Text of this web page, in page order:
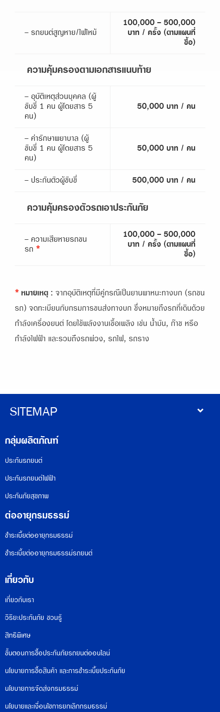
- รถยนต์สูญหาย/ไฟไหม้
100,000 - 500,000
บาท / ครั้ง (ตามแผนที่
ซื้อ)
ความคุ้มครองตามเอกสารแนบท้าย
- อุบัติเหตุส่วนบุคคล (ผู้
ขับขี่ 1 คน ผู้โดยสาร 5
คน)
50,000 บาท / คน
- ค่ารักษาพยาบาล (ผู้
ขับขี่ 1 คน ผู้โดยสาร 5
คน)
50,000 บาท / คน
- ประกันตัวผู้ขับขี่ 500,000 บาท / คน
ความคุ้มครองตัวรถเอาประกันภัย
- ความเสียหายรถชน
รถ *
100,000 - 500,000
บาท / ครั้ง (ตามแผนที่
ซื้อ)
* หมายเหตุ : จากอุบัติเหตุที่มีคู่กรณีเป็นยานพาหนะทางบก (รถชน
รถ) จดทะเบียนกับกรมการขนส่งทางบก ซึ่งหมายถึงรถที่เดินด้วย
กำลังเครื่องยนต์ โดยใช้พลังงานเชื้อเพลิง เช่น น้ำมัน, ก๊าซ หรือ
กำลังไฟฟ้า และรวมถึงรถพ่วง, รถไฟ, รถราง
SITEMAP
กลุ่มผลิตภัณฑ์
ประกันรถยนต์
ประกันรถยนต์ไฟฟ้า
ประกันภัยสุขภาพ
ต่ออายุกรมธรรม์
ชำระเบี้ยต่ออายุกรมธรรม์
ชำระเบี้ยต่ออายุกรมธรรม์รถยนต์
เกี่ยวกับ
เกี่ยวกับเรา
วิริยะประกันภัย ชวนรู้
สิทธิพิเศษ
ขั้นตอนการซื้อประกันภัยรถยนต์ออนไลน์
นโยบายการซื้อสินค้า และการชำระเบี้ยประกันภัย
นโยบายการจัดส่งกรมธรรม์
นโยบายและเงื่อนไขการยกเลิกกรมธรรม์